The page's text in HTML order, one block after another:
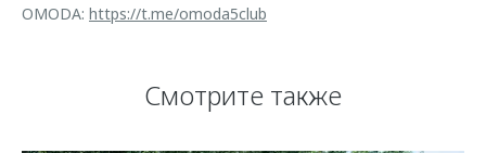
OMODA: https://t.me/omoda5club
Смотрите также